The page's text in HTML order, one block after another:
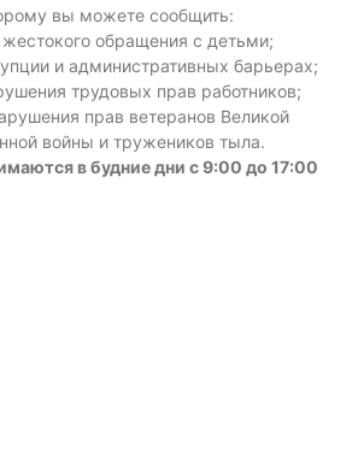
вы можете сообщить:
обращения с детьми;
и административных барьерах;
трудовых прав работников;
прав ветеранов Великой
войны и тружеников тыла.
в будние дни с 9:00 до 17:00